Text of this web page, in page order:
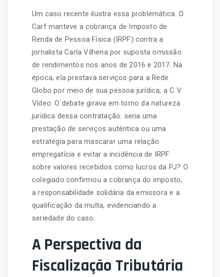
Um caso recente ilustra essa problemática. O
Carf manteve a cobrança de Imposto de
Renda de Pessoa Física (IRPF) contra a
jornalista Carla Vilhena por suposta omissão
de rendimentos nos anos de 2016 e 2017. Na
época, ela prestava serviços para a Rede
Globo por meio de sua pessoa jurídica, a C V
Vídeo. O debate girava em torno da natureza
jurídica dessa contratação: seria uma
prestação de serviços autêntica ou uma
estratégia para mascarar uma relação
empregatícia e evitar a incidência de IRPF
sobre valores recebidos como lucros da PJ? O
colegiado confirmou a cobrança do imposto,
a responsabilidade solidária da emissora e a
qualificação da multa, evidenciando a
seriedade do caso.
A Perspectiva da
Fiscalização Tributária